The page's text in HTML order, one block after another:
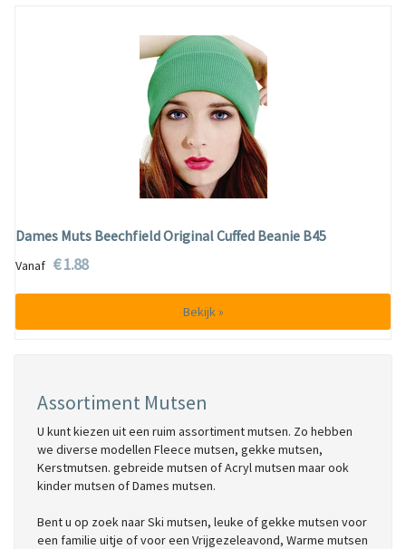
Dames Muts Beechfield Original Cuffed Beanie B45
Vanaf € 1.88
Bekijk »
Assortiment Mutsen
U kunt kiezen uit een ruim assortiment mutsen. Zo hebben
we diverse modellen Fleece mutsen, gekke mutsen,
Kerstmutsen. gebreide mutsen of Acryl mutsen maar ook
kinder mutsen of Dames mutsen.
Bent u op zoek naar Ski mutsen, leuke of gekke mutsen voor
een familie uitje of voor een Vrijgezeleavond, Warme mutsen